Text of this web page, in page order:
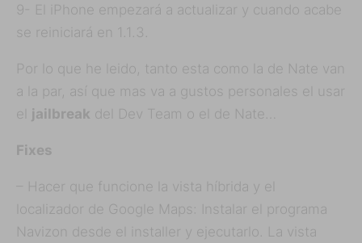
9- El iPhone empezará a actualizar y cuando acabe
se reiniciará en 1.1.3.
Por lo que he leido, tanto esta como la de Nate van
a la par, así que mas va a gustos personales el usar
el jailbreak del Dev Team o el de Nate…
Fixes
– Hacer que funcione la vista híbrida y el
localizador de Google Maps: Instalar el programa
Navizon desde el installer y ejecutarlo. La vista